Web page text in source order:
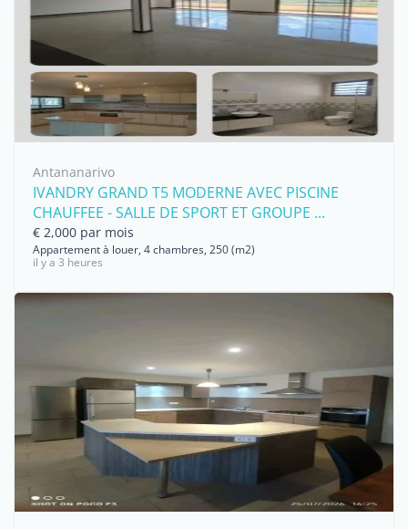
Antananarivo
IVANDRY GRAND T5 MODERNE AVEC PISCINE
CHAUFFEE - SALLE DE SPORT ET GROUPE ...
€ 2,000 par mois
Appartement à louer, 4 chambres, 250 (m2)
il y a 3 heures